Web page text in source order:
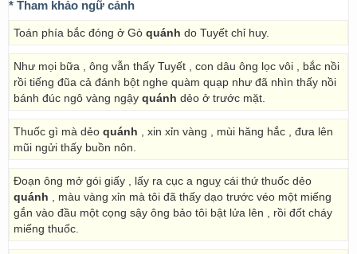
* Tham khảo ngữ cảnh
Toán phía bắc đóng ở Gò quánh do Tuyết chỉ huy.
Như mọi bữa , ông vẫn thấy Tuyết , con dâu ông lọc vôi , bắc nồi
rồi tiếng đũa cả đánh bột nghe quàm quạp như đã nhìn thấy nồi
bánh đúc ngô vàng ngậy quánh dẻo ở trước mặt.
Thuốc gì mà dẻo quánh , xin xỉn vàng , mùi hăng hắc , đưa lên
mũi ngửi thấy buồn nôn.
Đoạn ông mở gói giấy , lấy ra cục a nguỵ cái thứ thuốc dẻo
quánh , màu vàng xỉn mà tôi đã thấy dạo trước véo một miếng
gắn vào đầu một cọng sậy ông bảo tôi bật lửa lên , rồi đốt cháy
miếng thuốc.